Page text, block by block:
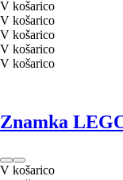
V košarico
V košarico
V košarico
V košarico
V košarico
Znamka
V košarico